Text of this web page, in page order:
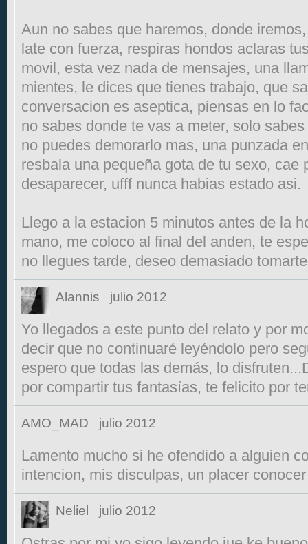
Aun no sabes que haremos, donde
late con fuerza, respiras hondos aclaras
movil, esta vez nada de mensajes, una
mientes, le dices que tienes trabajo, que
conversacion es aseptica, piensas en lo
no sabes donde te vas a meter, solo
no puedes demorarlo mas, una punzada
resbala una pequeña gota de tu sexo, cae
desaparecer, ufff nunca habias estado asi.
Llego a la estacion 5 minutos antes de la
mano, me coloco al final del anden, te
no llegues tarde, deseo demasiado
Alannis julio 2012
Yo llegados a este punto del relato y por
decir que no continuaré leyéndolo pero
espero que todas las demás, lo
por compartir tus fantasías, te felicito por
AMO_MAD julio 2012
Lamento mucho si he ofendido a alguien
intencion, mis disculpas, un placer
Neliel julio 2012